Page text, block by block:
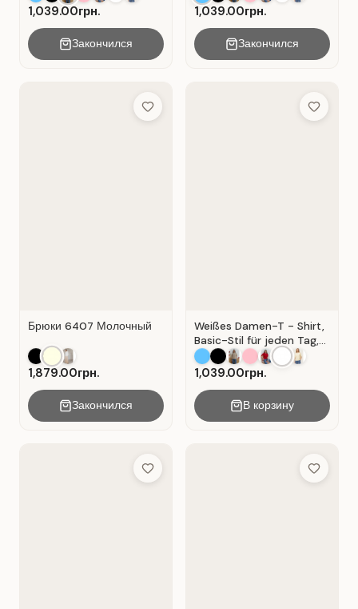
1,039.00грн.
Закончился
1,039.00грн.
Закончился
Add to Wish List
Брюки 6407 Молочный
1,879.00грн.
Закончился
Add to
Weißes Damen-T - Shirt,
Basic-Stil für jeden Tag,
Material: Weißer Kater
1,039.00грн.
В корзину
Add to Wish List Add to